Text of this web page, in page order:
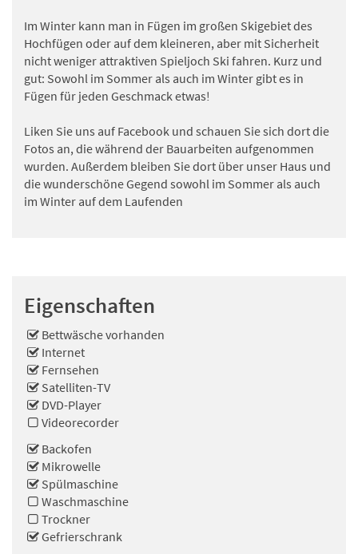
Im Winter kann man in Fügen im großen Skigebiet des
Hochfügen oder auf dem kleineren, aber mit Sicherheit
nicht weniger attraktiven Spieljoch Ski fahren. Kurz und
gut: Sowohl im Sommer als auch im Winter gibt es in
Fügen für jeden Geschmack etwas!
Liken Sie uns auf Facebook und schauen Sie sich dort die
Fotos an, die während der Bauarbeiten aufgenommen
wurden. Außerdem bleiben Sie dort über unser Haus und
die wunderschöne Gegend sowohl im Sommer als auch
im Winter auf dem Laufenden
Eigenschaften
Bettwäsche vorhanden
Internet
Fernsehen
Satelliten-TV
DVD-Player
Videorecorder
Backofen
Mikrowelle
Spülmaschine
Waschmaschine
Trockner
Gefrierschrank